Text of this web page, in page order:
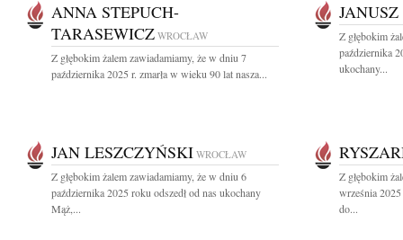
ANNA STEPUCH-
TARASEWICZ WROCŁAW
Z głębokim żalem zawiadamiamy, że w dniu 7
października 2025 r. zmarła w wieku 90 lat nasza...
Z głębokim
października
ukochany...
JAN LESZCZYŃSKI WROCŁAW
Z głębokim żalem zawiadamiamy, że w dniu 6
października 2025 roku odszedł od nas ukochany
Mąż,...
Z głębokim
września
do...